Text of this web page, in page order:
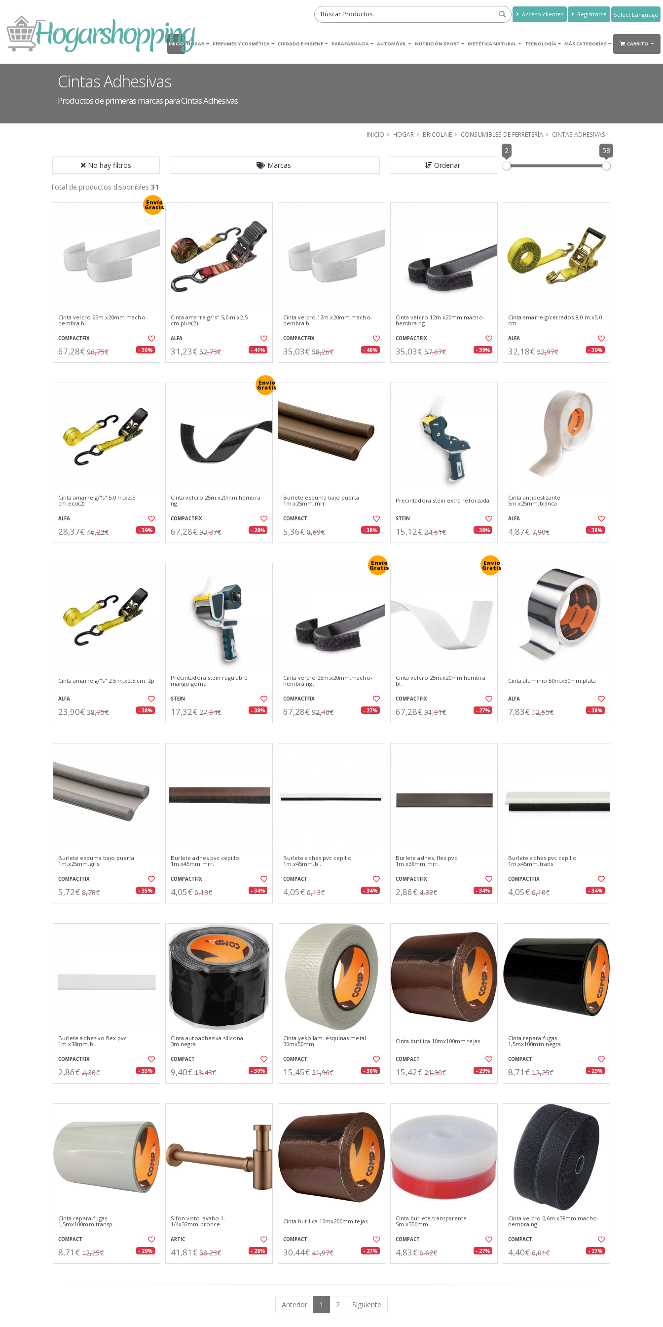
Acceso clientes Registrarse
Translate
INICIO HOGAR PERFUMES Y COSMÉTICA CUIDADO E HIGIENE PARAFARMACIA AUTOMÓVIL NUTRICIÓN SPORT DIETÉTICA NATURAL TECNOLOGÍA MÁS CATEGORÍAS CARRITO
Cintas Adhesivas
Productos de primeras marcas para Cintas Adhesivas
INICIO HOGAR BRICOLAJE CONSUMIBLES DE FERRETERÍA CINTAS ADHESIVAS
No hay filtros Marcas Ordenar
2 58
Total de productos disponibles 31
Envío
Gratis
Cinta velcro 25m.x20mm.macho-
hembra bl.
COMPACTFIX
67,28€ 96,75€ - 30%
Cinta amarre g/"s" 5,0 m.x2,5
cm.plus(2)
ALFA
31,23€ 52,73€ - 41%
Cinta velcro 12m.x20mm.macho-
hembra bl.
COMPACTFIX
35,03€ 58,26€ - 40%
Cinta velcro 12m.x20mm.macho-
hembra ng.
COMPACTFIX
35,03€ 57,67€ - 39%
Cinta amarre g/cerrados 8,0 m.x5,0
cm.
ALFA
32,18€ 52,97€ - 39%
Cinta amarre g/"s" 5,0 m.x2,5
cm.eco(2)
ALFA
28,37€ 46,22€ - 39%
Envío
Gratis
Cinta velcro 25m.x20mm.hembra
ng.
COMPACTFIX
67,28€ 93,37€ - 28%
Burlete espuma bajo puerta
1m.x25mm.mrr.
COMPACT
5,36€ 8,69€ - 38%
Precintadora stein extra reforzada
STEIN
15,12€ 24,51€ - 38%
Cinta antideslizante
5m.x25mm.blanca
ALFA
4,87€ 7,90€ - 38%
Cinta amarre g/"s" 2,5 m.x2,5 cm. 2p
ALFA
23,90€ 38,75€ - 38%
Precintadora stein regulable
mango goma
STEIN
17,32€ 27,94€ - 38%
Envío
Gratis
Cinta velcro 25m.x20mm.macho-
hembra ng.
COMPACTFIX
67,28€ 92,40€ - 27%
Envío
Gratis
Cinta velcro 25m.x20mm.hembra
bl.
COMPACTFIX
67,28€ 91,91€ - 27%
Cinta aluminio 50m.x50mm.plata
ALFA
7,83€ 12,55€ - 38%
Burlete espuma bajo puerta
1m.x25mm.gris
COMPACTFIX
5,72€ 8,78€ - 35%
Burlete adhes.pvc cepillo
1m.x45mm.mrr.
COMPACTFIX
4,05€ 6,13€ - 34%
Burlete adhes.pvc cepillo
1m.x45mm.bl.
COMPACT
4,05€ 6,13€ - 34%
Burlete adhes. flex.pvc
1m.x38mm.mrr.
COMPACTFIX
2,86€ 4,32€ - 34%
Burlete adhes.pvc cepillo
1m.x45mm.trans
COMPACTFIX
4,05€ 6,10€ - 34%
Burlete adhesivo flex.pvc
1m.x38mm.bl.
COMPACTFIX
2,86€ 4,30€ - 33%
Cinta autoadhesiva silicona
3m.negra
COMPACT
9,40€ 13,43€ - 30%
Cinta yeso lam. esquinas metal
30mx50mm
COMPACT
15,45€ 21,96€ - 30%
Cinta butilica 10mx100mm tejas
COMPACT
15,42€ 21,80€ - 29%
Cinta repara-fugas
1,5mx100mm.negra
COMPACT
8,71€ 12,25€ - 29%
Cinta repara-fugas
1,5mx100mm.transp.
COMPACT
8,71€ 12,25€ - 29%
Sifon visto lavabo 1-
1/4x32mm.bronce
ARTIC
41,81€ 58,23€ - 28%
Cinta butilica 10mx200mm tejas
COMPACT
30,44€ 41,97€ - 27%
Cinta burlete transparente
5m.x350mm.
COMPACT
4,83€ 6,62€ - 27%
Cinta velcro 0,6m.x38mm.macho-
hembra ng.
COMPACT
4,40€ 6,01€ - 27%
Anterior 1 2 Siguiente